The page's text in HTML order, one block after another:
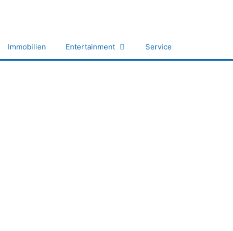
Immobilien Entertainment Service